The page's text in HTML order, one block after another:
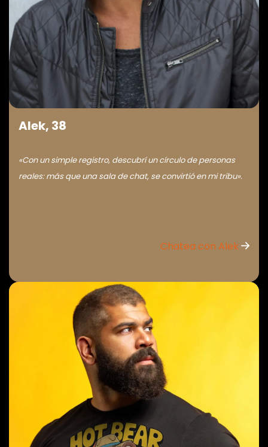
Alek, 38
«Con un simple registro, descubrí un círculo de personas
reales: más que una sala de chat, se convirtió en mi tribu».
Chatea con Alek